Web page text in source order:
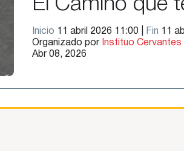
El Camino que
Inicio 11 abril 2026 11:00 | Fin 11
Organizado por
Instituo Cervantes
Abr 08, 2026